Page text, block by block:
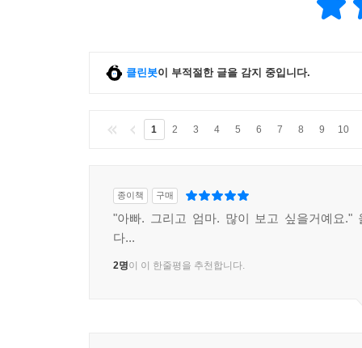
클린봇이 부적절한 글을 감지 중입니다.
1 2 3 4 5 6 7 8 9 10
종이책 구매
"아빠. 그리고 엄마. 많이 보고 싶을거예요."
다...
2명이 이 한줄평을 추천합니다.